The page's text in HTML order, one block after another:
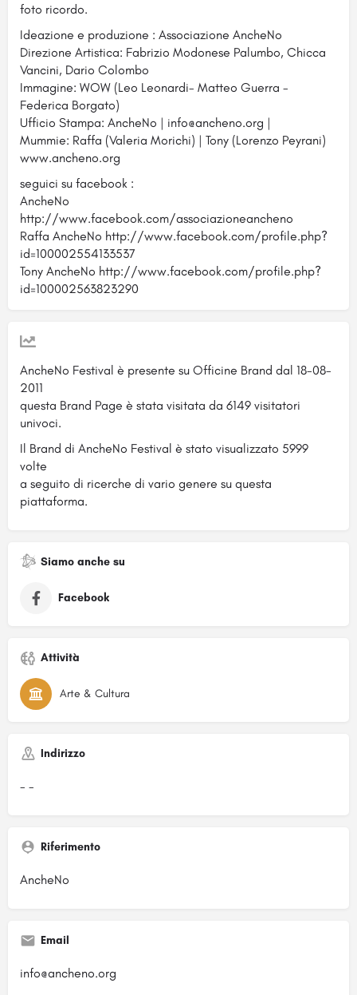
foto ricordo.
Ideazione e produzione : Associazione AncheNo
Direzione Artistica: Fabrizio Modonese Palumbo, Chicca
Vancini, Dario Colombo
Immagine: WOW (Leo Leonardi- Matteo Guerra -
Federica Borgato)
Ufficio Stampa: AncheNo | info@ancheno.org |
Mummie: Raffa (Valeria Morichi) | Tony (Lorenzo Peyrani)
www.ancheno.org
seguici su facebook :
AncheNo
http://www.facebook.com/associazioneancheno
Raffa AncheNo http://www.facebook.com/profile.php?
id=100002554133537
Tony AncheNo http://www.facebook.com/profile.php?
id=100002563823290
AncheNo Festival è presente su Officine Brand dal 18-08-
2011
questa Brand Page è stata visitata da 6149 visitatori
univoci.
Il Brand di AncheNo Festival è stato visualizzato 5999
volte
a seguito di ricerche di vario genere su questa
piattaforma.
Siamo anche su
Facebook
Attività
Arte & Cultura
Indirizzo
- -
Riferimento
AncheNo
Email
info@ancheno.org